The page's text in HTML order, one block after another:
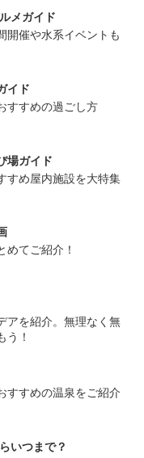
メガイド
開催や水系イベントも
イド
すすめの過ごし方
場ガイド
すめ屋内施設を大特集
めてご紹介！
アを紹介。無理なく無
う！
すすめの温泉をご紹介
いつまで？